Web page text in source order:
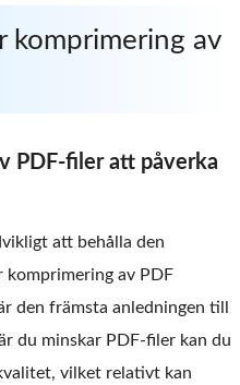
komprimering av
PDF-filer att påverka
att behålla den
av PDF
den främsta anledningen till
du minskar PDF-filer kan du
vilket relativt kan